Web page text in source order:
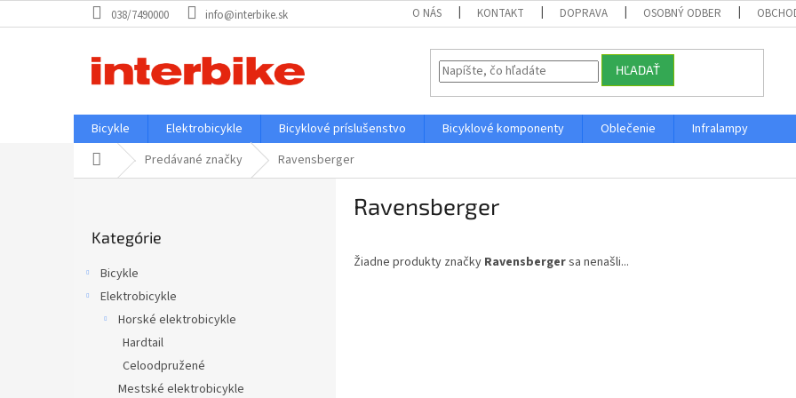
na
038/7490000 info@interbike.sk O NÁS KONTAKT DOPRAVA OSOBNÝ ODBER
HĽADAŤ
Bicykle Elektrobicykle Bicyklové príslušenstvo Bicyklové komponenty Oblečenie
Infralampy
DomovPredávané značky Ravensberger
kategórie
Kategórie
Bicykle
Elektrobicykle
Horské elektrobicykle
Hardtail
Celoodpružené
Mestské elektrobicykle
Ravensberger
Žiadne produkty značky Ravensbergersa nenašli...